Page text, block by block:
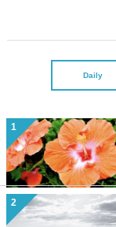
Daily